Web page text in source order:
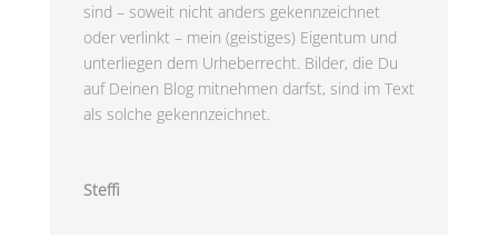
sind – soweit nicht anders gekennzeichnet
oder verlinkt – mein (geistiges) Eigentum und
unterliegen dem Urheberrecht. Bilder, die Du
auf Deinen Blog mitnehmen darfst, sind im Text
als solche gekennzeichnet.
Steffi